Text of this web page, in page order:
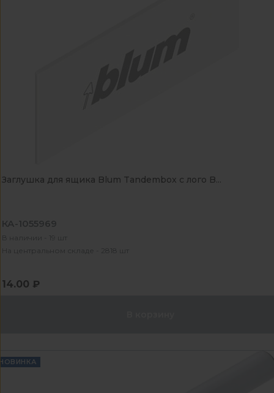
Заглушка для ящика Blum Tandembox с лого B...
КА-1055969
В наличии - 19 шт
На центральном складе - 2818 шт
14.00 ₽